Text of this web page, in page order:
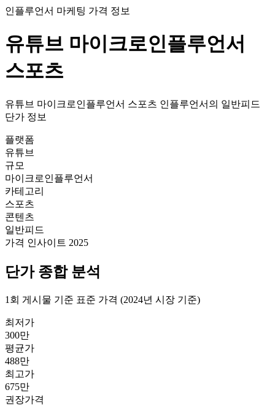
인플루언서 마케팅 가격 정보
유튜브 마이크로인플루언서
스포츠
유튜브 마이크로인플루언서 스포츠 인플루언서의 일반피드
단가 정보
플랫폼
유튜브
규모
마이크로인플루언서
카테고리
스포츠
콘텐츠
일반피드
가격 인사이트 2025
단가종합 분석
1회 게시물 기준 표준 가격 (2024년 시장 기준)
최저가
300만
평균가
488만
최고가
675만
권장가격